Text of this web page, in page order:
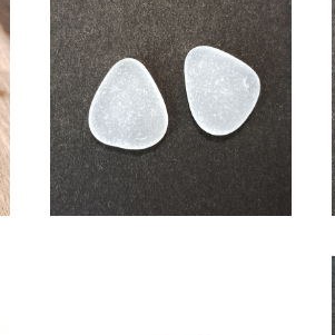
シーグラス アクセサリー素材(ピ
アス用) ASP-1
¥600